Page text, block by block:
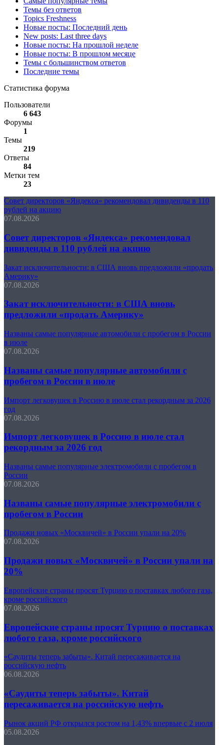
Темы без ответов
Topics Freshness
Новые посты: Последний день
New posts: Last three days
Новые посты: На прошлой неделе
Новые посты: В прошлом месяце
Темы с большинством ответов
Последние темы
Статистика форума
Пользователи
6 643
Форумы
1
Темы
219
Ответы
84
Метки тем
23
Совет директоров «Яндекса» рекомендовал дивиденды в 110
рублей на акцию
07.08.2026
Совет директоров «Яндекса» рекомендовал
дивиденды в 110 рублей на акцию
Закат исключительности: в США вновь предложили «продать
Америку»
07.08.2026
Закат исключительности: в США вновь
предложили «продать Америку»
Названы самые популярные автомобили с пробегом в России
в июле
07.08.2026
Названы самые популярные автомобили с
пробегом в России в июле
Импорт легковушек в Россию в июле стал рекордным за 2026
год
07.08.2026
Импорт легковушек в Россию в июле стал
рекордным за 2026 год
Названы самые популярные электромобили с пробегом в
России
07.08.2026
Названы самые популярные электромобили с
пробегом в России
Продажи новых «Москвичей» в России упали на 20%
07.08.2026
Продажи новых «Москвичей» в России упали на
20%
Европейские страны просят Турцию о поставках любого газа,
кроме российского
07.08.2026
Европейские страны просят Турцию о поставках
любого газа, кроме российского
«Саудиты теперь забыты». Китай пересаживается на
российскую нефть
06.08.2026
«Саудиты теперь забыты». Китай
пересаживается на российскую нефть
Рынок акций РФ открылся ростом на 1,43% впервые с 2 июля
05.08.2026